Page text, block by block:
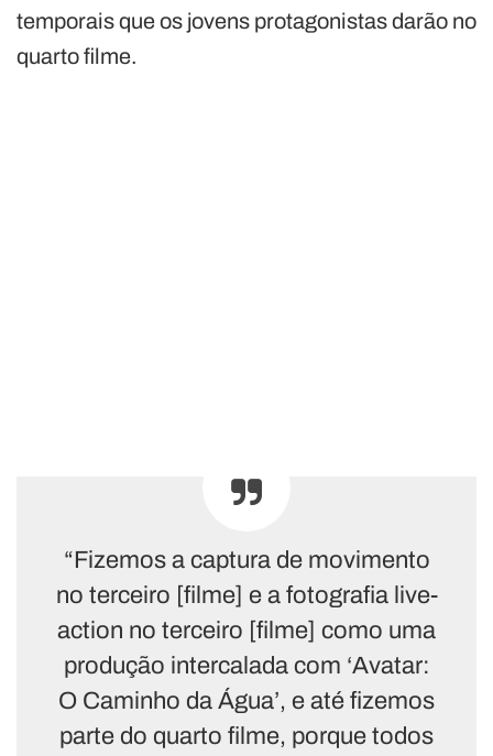
temporais que os jovens protagonistas darão no
quarto filme.
“Fizemos a captura de movimento
no terceiro [filme] e a fotografia live-
action no terceiro [filme] como uma
produção intercalada com ‘Avatar:
O Caminho da Água’, e até fizemos
parte do quarto filme, porque todos